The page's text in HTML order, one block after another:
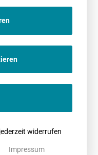
widerrufen
Impressum